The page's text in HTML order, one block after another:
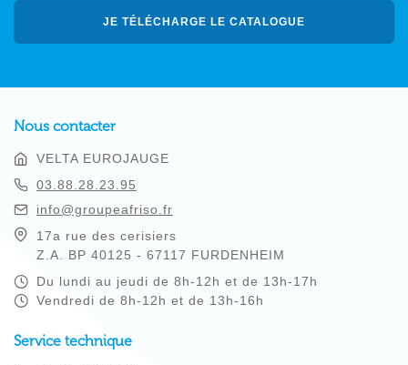
JE TÉLÉCHARGE LE CATALOGUE
Nous contacter
VELTA EUROJAUGE
03.88.28.23.95
info@groupeafriso.fr
17a rue des cerisiers
Z.A. BP 40125 - 67117 FURDENHEIM
Du lundi au jeudi de 8h-12h et de 13h-17h
Vendredi de 8h-12h et de 13h-16h
Service technique